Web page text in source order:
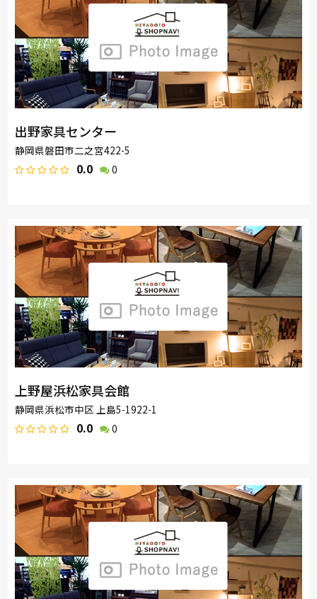
出野家具センター
静岡県磐田市二之宮422-5
0.0 0
上野屋浜松家具会館
静岡県浜松市中区 上島5-1922-1
0.0 0